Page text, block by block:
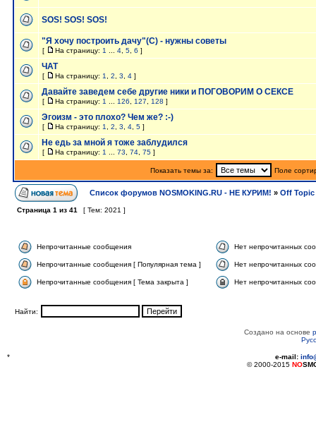
SOS! SOS! SOS!
"Я хочу построить дачу"(С) - нужны советы
[ На страницу: 1 4 5 6 ]
ЧАТ
[ На страницу: 1 2 3 4 ]
Давайте заведем себе другие ники и ПОГОВОРИМ О СЕКСЕ
[ На страницу: 1 126 127 128 ]
Эгоизм - это плохо? Чем же? :-)
[ На страницу: 1 2 3 4 5 ]
Не едь за мной я тоже заблудился
[ На страницу: 1 73 74 75 ]
Показать темы за: Поле
Список форумов NOSMOKING.RU - НЕ КУРИМ! » Off Topic
Страница 1 из 41 [ Тем: 2021 ]
Непрочитанные сообщения Нет непрочитанных
Непрочитанные сообщения [ Популярная тема ] Нет непрочитанных
Непрочитанные сообщения [ Тема закрыта ] Нет непрочитанных
Найти:
Создано на основе
* e-mail:
© 2000-2015 NO